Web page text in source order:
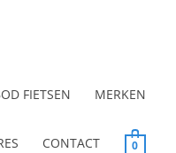
FIETSEN MERKEN
CONTACT 0